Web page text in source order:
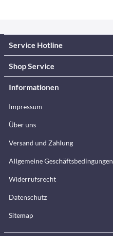
Service Hotline
Shop Service
Informationen
Impressum
Über uns
Versand und Zahlung
Allgemeine Geschäftsbedingungen
Widerrufsrecht
Datenschutz
Sitemap